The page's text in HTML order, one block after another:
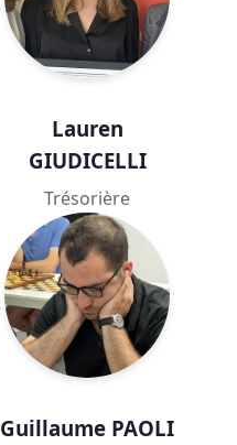
Lauren
GIUDICELLI
Trésorière
Guillaume PAOLI